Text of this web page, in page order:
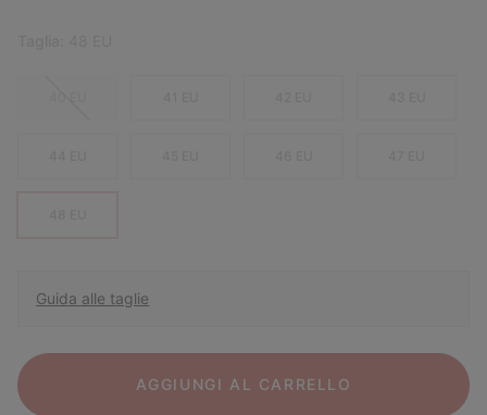
Guida alle taglie
AGGIUNGI AL CARRELLO